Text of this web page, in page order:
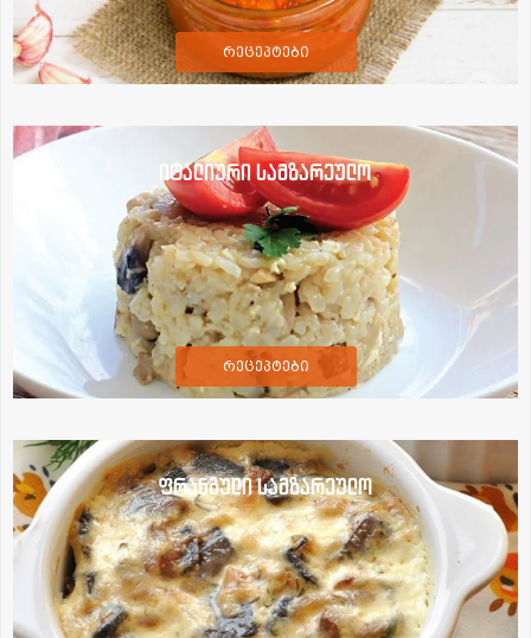
რეცეპტები
იტალიური სამზარეულო
რეცეპტები
ფრანგული სამზარეულო